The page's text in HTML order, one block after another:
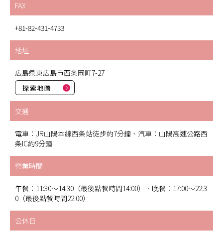
FAX
+81-82-431-4733
地址
広島県東広島市西条岡町7-27
探索地圖
交通
電車：JR山陽本線西条站徒步約7分鐘、汽車：山陽高速公路西
条IC約9分鐘
營業時間
午餐：11:30～14:30（最後點餐時間14:00）、晚餐：17:00～22:3
0（最後點餐時間22:00）
公休日